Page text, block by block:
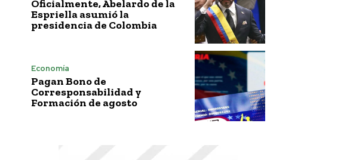
Oficialmente, Abelardo de la
Espriella asumió la
presidencia de Colombia
Economía
Pagan Bono de
Corresponsabilidad y
Formación de agosto